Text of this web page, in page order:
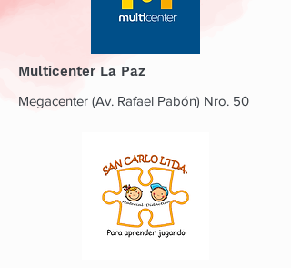
Multicenter La Paz
Megacenter (Av. Rafael Pabón) Nro. 50